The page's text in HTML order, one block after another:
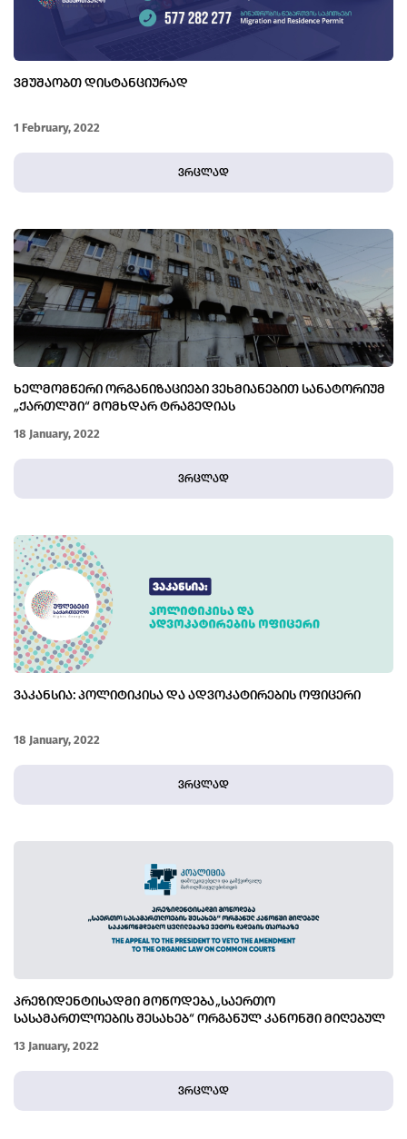
ᲕᲛᲣᲨᲐᲝᲑᲗ ᲓᲘᲡᲢᲐᲜᲪᲘᲣᲠᲐᲓ
1 February, 2022
ვრცლად
ᲮᲔᲚᲛᲝᲛᲬᲔᲠᲘ ᲝᲠᲒᲐᲜᲘᲖᲐᲪᲘᲔᲑᲘ ᲕᲔᲮᲛᲘᲐᲜᲔᲑᲘᲗ ᲡᲐᲜᲐᲢᲝᲠᲘᲣᲛ
„ᲥᲐᲠᲗᲚᲨᲘ“ ᲛᲝᲛᲮᲓᲐᲠ ᲢᲠᲐᲒᲔᲓᲘᲐᲡ
18 January, 2022
ვრცლად
ᲕᲐᲙᲐᲜᲡᲘᲐ: ᲞᲝᲚᲘᲢᲘᲙᲘᲡᲐ ᲓᲐ ᲐᲓᲕᲝᲙᲐᲢᲘᲠᲔᲑᲘᲡ ᲝᲤᲘᲪᲔᲠᲘ
18 January, 2022
ვრცლად
ᲞᲠᲔᲖᲘᲓᲔᲜᲢᲘᲡᲐᲓᲛᲘ ᲛᲝᲬᲝᲓᲔᲑᲐ „ᲡᲐᲔᲠᲗᲝ
ᲡᲐᲡᲐᲛᲐᲠᲗᲚᲝᲔᲑᲘᲡ ᲨᲔᲡᲐᲮᲔᲑ“ ᲝᲠᲒᲐᲜᲣᲚ ᲙᲐᲜᲝᲜᲨᲘ ᲛᲘᲦᲔᲑᲣᲚ
13 January, 2022
ვრცლად